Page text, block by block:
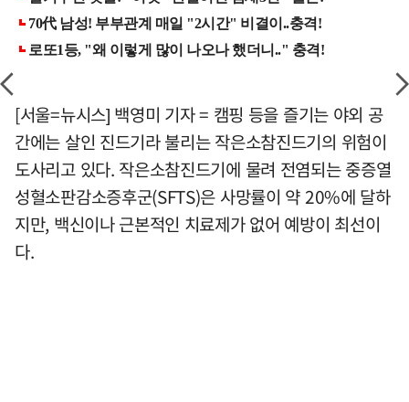
[서울=뉴시스] 백영미 기자 = 캠핑 등을 즐기는 야외 공
간에는 살인 진드기라 불리는 작은소참진드기의 위험이
도사리고 있다. 작은소참진드기에 물려 전염되는 중증열
성혈소판감소증후군(SFTS)은 사망률이 약 20%에 달하
지만, 백신이나 근본적인 치료제가 없어 예방이 최선이
다.